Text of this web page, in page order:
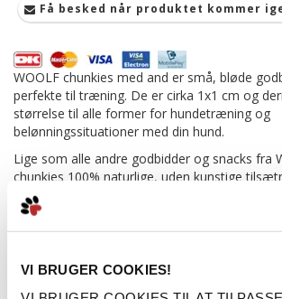
VI BRUGER COOKIES!
Få besked når produktet kommer
WOOLF chunkies med and er små, bløde
perfekte til træning. De er cirka 1x1 cm og
størrelse til alle former for hundetræning og
belønningssituationer med din hund.
Lige som alle andre godbidder og snacks fra
chunkies 100% naturlige, uden kunstige
konserveringsstoffer eller farvestoffer.
Woolf produceres i Tjekkiet.
af april.
Mere information